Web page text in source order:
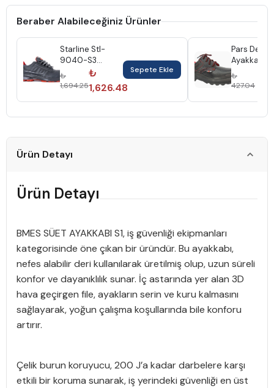
Beraber Alabileceğiniz Ürünler
Starline Stl-
9040-S3
Ayakkabı No:43
Siyah Kırmızı
Deri Star
₺
1,694.25
₺
1,626.48
Sepete Ekle
Pars Deri
Ayakkabı
Çelik Burun
No:47
₺
427.04
Ürün Detayı
Ürün Detayı
BMES SÜET AYAKKABI S1, iş güvenliği ekipmanları
kategorisinde öne çıkan bir üründür. Bu ayakkabı,
nefes alabilir deri kullanılarak üretilmiş olup, uzun süreli
konfor ve dayanıklılık sunar. İç astarında yer alan 3D
hava geçirgen file, ayakların serin ve kuru kalmasını
sağlayarak, yoğun çalışma koşullarında bile konforu
artırır.
Çelik burun koruyucu, 200 J’a kadar darbelere karşı
etkili bir koruma sunarak, iş yerindeki güvenliği en üst